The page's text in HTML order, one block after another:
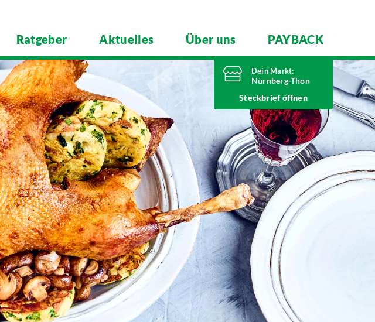
Ratgeber Aktuelles Über uns PAYBACK
Dein Markt:
Nürnberg-Thon
Heute bis
Telefonnummer
0911 93460
Wilhelmshavener Straße 15
90425 Nürnberg
Markt ändern
Steckbrief